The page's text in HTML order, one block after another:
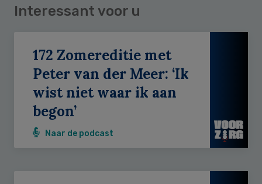
Interessant voor u
172 Zomereditie met
Peter van der Meer: ‘Ik
wist niet waar ik aan
begon’
Naar de podcast